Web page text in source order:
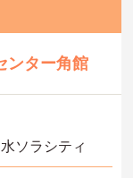
ンター角館
ソラシティ